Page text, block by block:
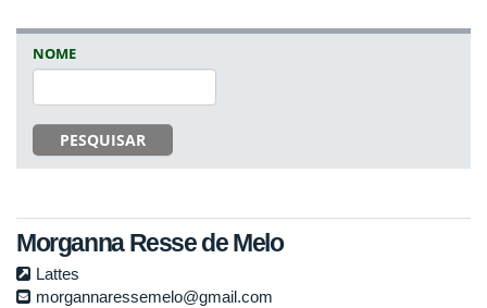
NOME
PESQUISAR
Morganna Resse de Melo
Lattes
morgannaressemelo@gmail.com